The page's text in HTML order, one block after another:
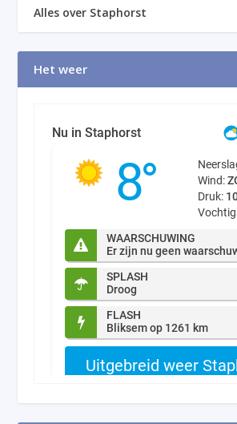
Alles over Staphorst
Het weer